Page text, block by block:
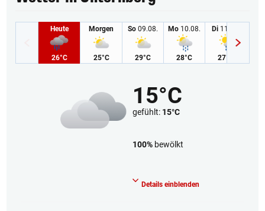
Heute
26°C
Morgen
25°C
So 09.08.
29°C
Mo 10.08.
28°C
Di11.08.
27°C
15°C
gefühlt: 15°C
100% bewölkt
Details einblenden